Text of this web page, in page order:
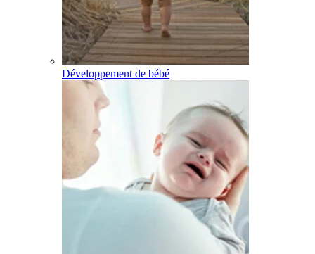
Développement de bébé